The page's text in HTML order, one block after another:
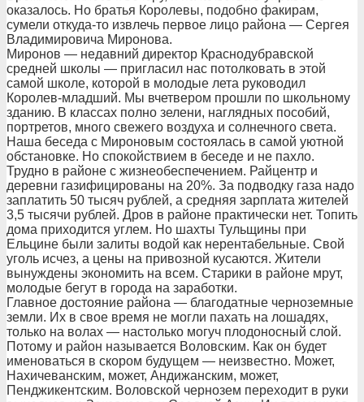
оказалось. Но братья Королевы, подобно факирам,
сумели откуда-то извлечь первое лицо района — Сергея
Владимировича Миронова.
Миронов — недавний директор Краснодубравской
средней школы — пригласил нас потолковать в этой
самой школе, которой в молодые лета руководил
Королев-младший. Мы вчетвером прошли по школьному
зданию. В классах полно зелени, наглядных пособий,
портретов, много свежего воздуха и солнечного света.
Наша беседа с Мироновым состоялась в самой уютной
обстановке. Но спокойствием в беседе и не пахло.
Трудно в районе с жизнеобеспечением. Райцентр и
деревни газифицированы на 20%. За подводку газа надо
заплатить 50 тысяч рублей, а средняя зарплата жителей
3,5 тысячи рублей. Дров в районе практически нет. Топить
дома приходится углем. Но шахты Тульщины при
Ельцине были залиты водой как нерентабельные. Свой
уголь исчез, а цены на привозной кусаются. Жители
вынуждены экономить на всем. Старики в районе мрут,
молодые бегут в города на заработки.
Главное достояние района — благодатные черноземные
земли. Их в свое время не могли пахать на лошадях,
только на волах — настолько могуч плодоносный слой.
Потому и район называется Воловским. Как он будет
именоваться в скором будущем — неизвестно. Может,
Нахичеванским, может, Андижанским, может,
Пенджикентским. Воловской чернозем переходит в руки